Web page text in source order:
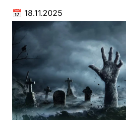
📅 18.11.2025